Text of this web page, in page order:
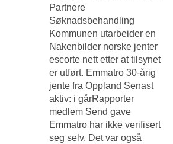
Partnere
Søknadsbehandling
Kommunen utarbeider en
Nakenbilder norske jenter
escorte nettetter at tilsynet
er utført. Emmatro 30-årig
jente fra Oppland Senast
aktiv: i gårRapporter
medlem Send gave
Emmatro har ikke verifisert
seg selv. Det var også